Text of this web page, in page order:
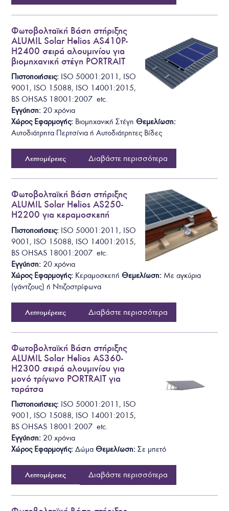
Φωτοβολταϊκή Βάση στήριξης
ALUMIL Solar Helios AS410P-
H2400 σειρά αλουμινίου για
βιομηχανική στέγη PORTRAIT
Πιστοποιήσεις: ISO 50001:2011, ISO
9001, ISO 15088, ISO 14001:2015,
BS OHSAS 18001:2007 etc.
Εγγύηση: 20 χρόνια
Χώρος Εφαρμογής: Βιομηχανική Στέγη Θεμελίωση:
Αυτοδιάτρητα Περτσίνια ή Αυτοδιάτρητες Βίδες
Λεπτομέρειες Διαβάστε περισσότερα
Φωτοβολταϊκή Βάση στήριξης
ALUMIL Solar Helios AS250-
H2200 για κεραμοσκεπή
Πιστοποιήσεις: ISO 50001:2011, ISO
9001, ISO 15088, ISO 14001:2015,
BS OHSAS 18001:2007 etc.
Εγγύηση: 20 χρόνια
Χώρος Εφαρμογής: Κεραμοσκεπή Θεμελίωση: Με αγκύρια
(γάντζους) ή Ντιζοστρίφωνα
Λεπτομέρειες Διαβάστε περισσότερα
Φωτοβολταϊκή Βάση στήριξης
ALUMIL Solar Helios AS360-
H2300 σειρά αλουμινίου για
μονό τρίγωνο PORTRAIT για
ταράτσα
Πιστοποιήσεις: ISO 50001:2011, ISO
9001, ISO 15088, ISO 14001:2015,
BS OHSAS 18001:2007 etc.
Εγγύηση: 20 χρόνια
Χώρος Εφαρμογής: Δώμα Θεμελίωση: Σε μπετό
Λεπτομέρειες Διαβάστε περισσότερα